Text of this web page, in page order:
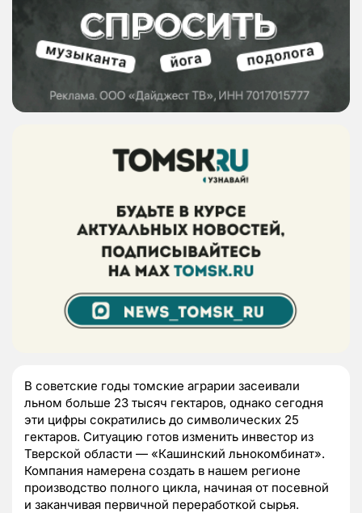
В советские годы томские аграрии засеивали
льном больше 23 тысяч гектаров, однако сегодня
эти цифры сократились до символических 25
гектаров. Ситуацию готов изменить инвестор из
Тверской области — «Кашинский льнокомбинат».
Компания намерена создать в нашем регионе
производство полного цикла, начиная от посевной
и заканчивая первичной переработкой сырья.